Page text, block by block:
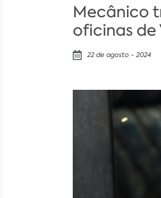
Mecânico
oficinas de
22 de agosto - 2024